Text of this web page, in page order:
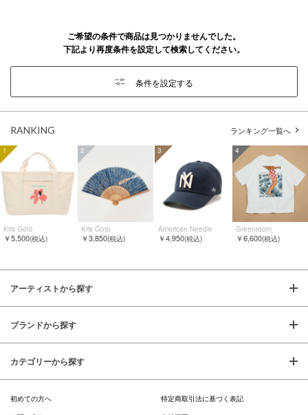
ご希望の条件で商品は見つかりませんでした。
下記より再度条件を設定して検索してください。
条件を設定する
RANKING ランキング一覧へ
1
Kris Goto
￥5,500(税込)
2
Kris Goto
￥3,850(税込)
3
American Needle
￥4,950(税込)
4
Greenroom
￥6,600(税込)
アーティストから探す
ブランドから探す
カテゴリーから探す
初めての方へ
特定商取引法に基づく表記